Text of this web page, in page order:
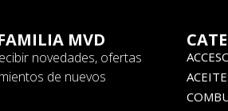
MVD
novedades, ofertas
de nuevos